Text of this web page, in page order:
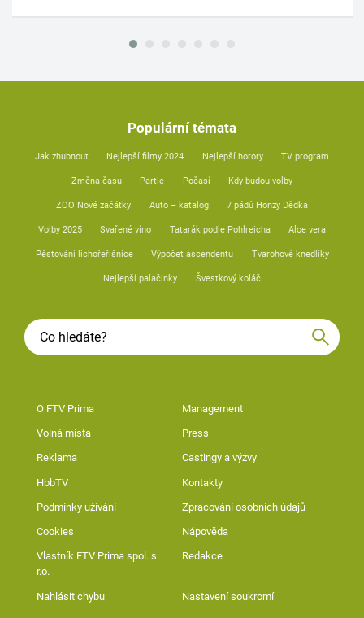
Populární témata
Jak zhubnout Nejlepší filmy 2024 Nejlepší horory TV program
Změna času Partie Počasí Kdy budou volby
ZOO Nové začátky Auto – katalog 7 pádů Honzy Dědka
Volby 2025 Svařené víno Tatarák podle Pohlreicha Aloe vera
Pěstování lichořeřišnice Výpočet ascendentu Tvarohové knedlíky
Nejlepší palačinky Švestkový koláč
O FTV Prima Management
Volná místa Press
Reklama Castingy a výzvy
HbbTV Kontakty
Podmínky užívání Zpracování osobních údajů
Cookies Nápověda
Vlastník FTV Prima spol. s
r.o.
Redakce
Nahlásit chybu Nastavení soukromí